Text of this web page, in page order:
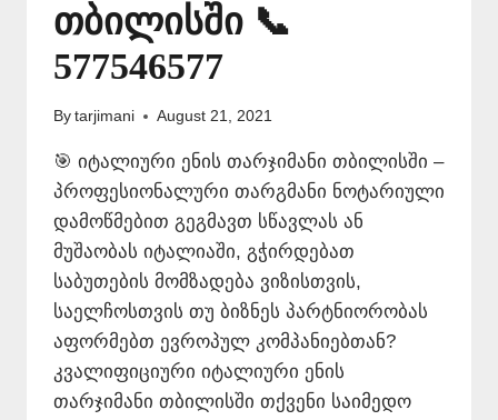
თბილისში 📞
577546577
By tarjimani August 21, 2021
🎯 იტალიური ენის თარჯიმანი თბილისში –
პროფესიონალური თარგმანი ნოტარიული
დამოწმებით გეგმავთ სწავლას ან
მუშაობას იტალიაში, გჭირდებათ
საბუთების მომზადება ვიზისთვის,
საელჩოსთვის თუ ბიზნეს პარტნიორობას
აფორმებთ ევროპულ კომპანიებთან?
კვალიფიციური იტალიური ენის
თარჯიმანი თბილისში თქვენი საიმედო